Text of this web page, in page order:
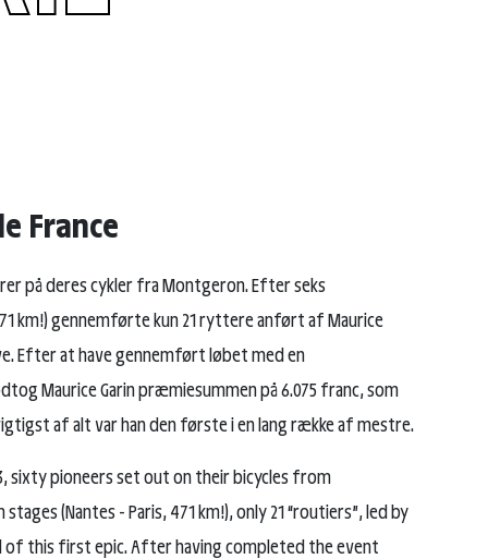
France
på deres cykler fra Montgeron. Efter seks
km!) gennemførte kun 21 ryttere anført af Maurice
Efter at have gennemført løbet med en
Maurice Garin præmiesummen på 6.075 franc, som
af alt var han den første i en lang række af mestre.
sixty pioneers set out on their bicycles from
(Nantes - Paris, 471 km!), only 21 “routiers”, led by
of this first epic. After having completed the event